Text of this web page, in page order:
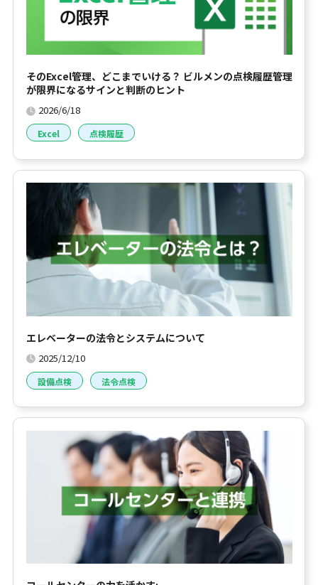
そのExcel管理、どこまでいける？ ビルメンの点検履歴管理
が限界になるサインと判断のヒント
2026/6/18
Excel 点検履歴
エレベーターの法令とシステムについて
2025/12/10
設備点検 法令点検